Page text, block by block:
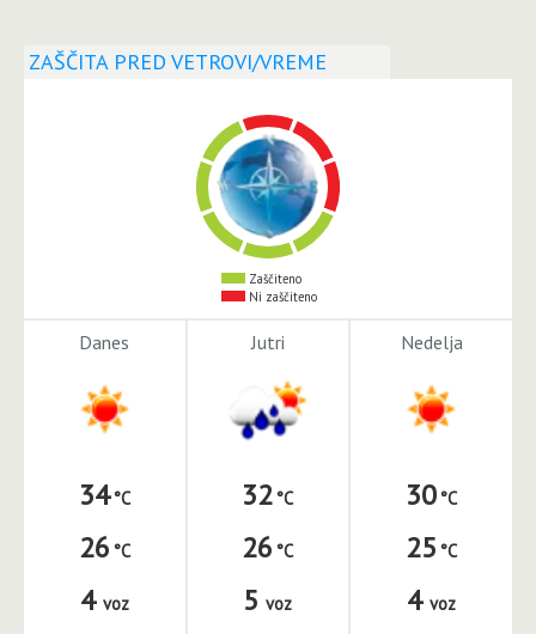
ZAŠČITA PRED VETROVI/VREME
Zaščiteno
Ni zaščiteno
Danes
34
26
4 voz
Jutri
32
26
5 voz
Nedelja
30
25
4 voz